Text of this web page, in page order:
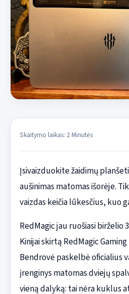
Skaitymo laikas: 2 Minutės
Įsivaizduokite žaidimų
aušinimas matomas išorėje.
vaizdas keičia lūkesčius, kuo
RedMagic jau ruošiasi birželio
Kinijai skirtą RedMagic
Bendrovė paskelbė oficialius
įrenginys matomas dviejų
vieną dalyką: tai nėra kuklus